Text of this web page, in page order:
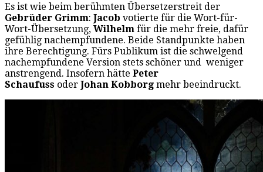
Es ist wie beim berühmten Übersetzerstreit der
Gebrüder Grimm: Jacob votierte für die Wort-für-
Wort-Übersetzung, Wilhelm für die mehr freie, dafür
gefühlig nachempfundene. Beide Standpunkte haben
ihre Berechtigung. Fürs Publikum ist die schwelgend
nachempfundene Version stets schöner und weniger
anstrengend. Insofern hätte Peter
Schaufuss oder Johan Kobborg mehr beeindruckt.